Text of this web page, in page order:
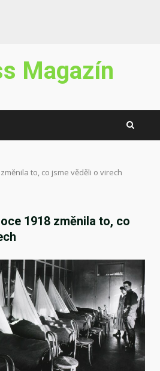
Magazín
to, co jsme věděli o virech
1918 změnila to, co